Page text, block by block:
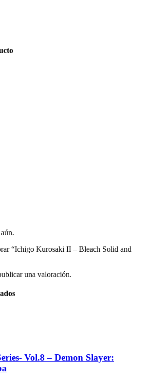
“Ichigo Kurosaki II – Bleach Solid and
una valoración.
Vol.8 – Demon Slayer: